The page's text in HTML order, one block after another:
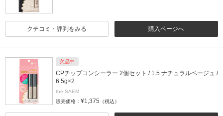
購入ページへ
クチコミ・評判をみる
欠品中
CPチップコンシーラー 2個セット / 1.5 ナチュラルベージュ /
6.5g×2
the SAEM
販売価格： ¥1,375 （税込）